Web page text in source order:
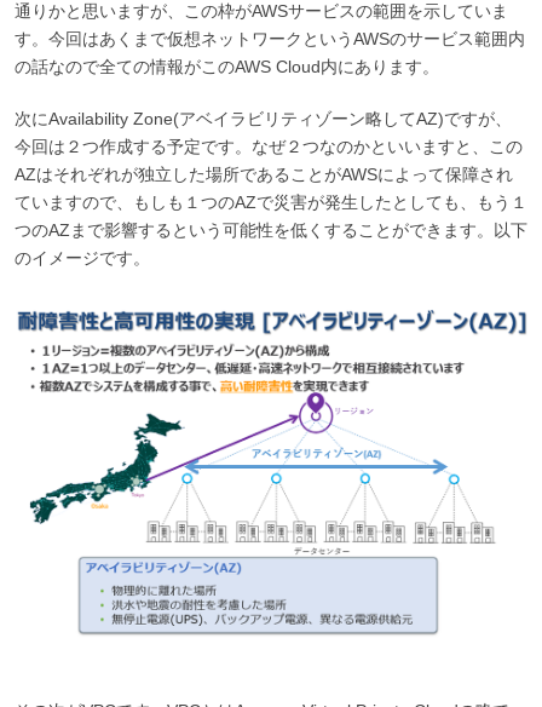
通りかと思いますが、この枠がAWSサービスの範囲を示していま
す。今回はあくまで仮想ネットワークというAWSのサービス範囲内
の話なので全ての情報がこのAWS Cloud内にあります。
次にAvailability Zone(アベイラビリティゾーン略してAZ)ですが、
今回は２つ作成する予定です。なぜ２つなのかといいますと、この
AZはそれぞれが独立した場所であることがAWSによって保障され
ていますので、もしも１つのAZで災害が発生したとしても、もう１
つのAZまで影響するという可能性を低くすることができます。以下
のイメージです。